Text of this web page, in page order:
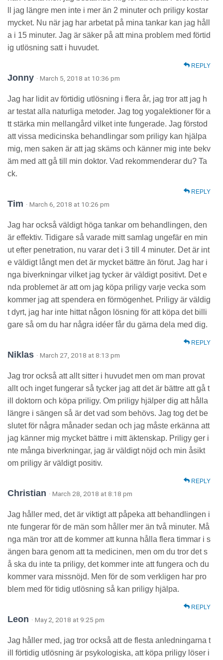
ll jag längre men inte i mer än 2 minuter och priligy kostar
mycket. Nu när jag har arbetat på mina tankar kan jag håll
a i 15 minuter. Jag är säker på att mina problem med förtid
ig utlösning satt i huvudet.
REPLY
Jonny · March 5, 2018 at 10:36 pm
Jag har lidit av förtidig utlösning i flera år, jag tror att jag h
ar testat alla naturliga metoder. Jag tog yogalektioner för a
tt stärka min mellangård vilket inte fungerade. Jag förstod
att vissa medicinska behandlingar som priligy kan hjälpa
mig, men saken är att jag skäms och känner mig inte bekv
äm med att gå till min doktor. Vad rekommenderar du? Ta
ck.
REPLY
Tim · March 6, 2018 at 10:26 pm
Jag har också väldigt höga tankar om behandlingen, den
är effektiv. Tidigare så varade mitt samlag ungefär en min
ut efter penetration, nu varar det i 3 till 4 minuter. Det är int
e väldigt långt men det är mycket bättre än förut. Jag har i
nga biverkningar vilket jag tycker är väldigt positivt. Det e
nda problemet är att om jag köpa priligy varje vecka som
kommer jag att spendera en förmögenhet. Priligy är väldig
t dyrt, jag har inte hittat någon lösning för att köpa det billi
gare så om du har några idéer får du gärna dela med dig.
REPLY
Niklas · March 27, 2018 at 8:13 pm
Jag tror också att allt sitter i huvudet men om man provat
allt och inget fungerar så tycker jag att det är bättre att gå t
ill doktorn och köpa priligy. Om priligy hjälper dig att hålla
längre i sängen så är det vad som behövs. Jag tog det be
slutet för några månader sedan och jag måste erkänna att
jag känner mig mycket bättre i mitt äktenskap. Priligy ger i
nte många biverkningar, jag är väldigt nöjd och min åsikt
om priligy är väldigt positiv.
REPLY
Christian · March 28, 2018 at 8:18 pm
Jag håller med, det är viktigt att påpeka att behandlingen i
nte fungerar för de män som håller mer än två minuter. Må
nga män tror att de kommer att kunna hålla flera timmar i s
ängen bara genom att ta medicinen, men om du tror det s
å ska du inte ta priligy, det kommer inte att fungera och du
kommer vara missnöjd. Men för de som verkligen har pro
blem med för tidig utlösning så kan priligy hjälpa.
REPLY
Leon · May 2, 2018 at 9:25 pm
Jag håller med, jag tror också att de flesta anledningarna t
ill förtidig utlösning är psykologiska, att köpa priligy löser i